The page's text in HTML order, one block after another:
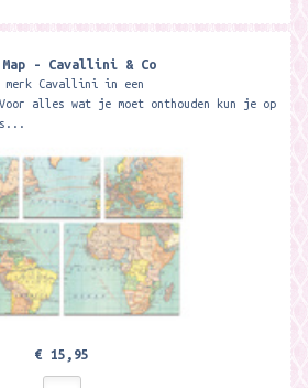
- Cavallini & Co
Cavallini in een
alles wat je moet onthouden kun je op
€ 15,95